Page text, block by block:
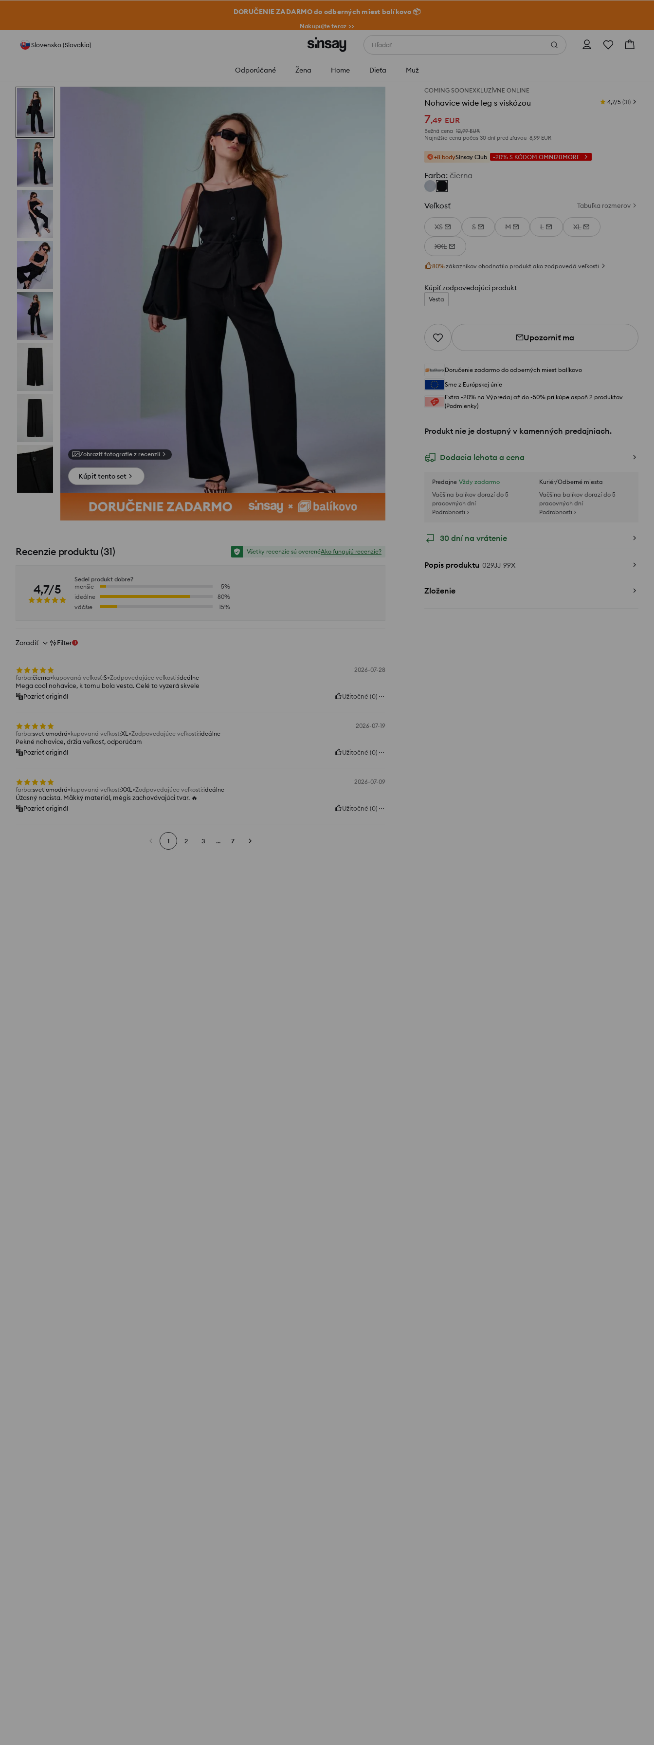
DORUČENIE ZADARMO do odberných miest balíkovo 📦
Nakupujte teraz >>
Slovensko (Slovakia) Hľadať
Odporúčané Žena Home Dieťa Muž
COMING SOONEXKLUZÍVNE ONLINE
Nohavice wide leg s viskózou 4,7/5 (31)
7,49 EUR
Bežná cena 12,99 EUR
Najnižšia cena počas 30 dní pred zľavou 8,99 EUR
+8 bodySinsay Club -20% S KÓDOM OMNI20MORE
Farba: čierna
Veľkosť Tabuľka rozmerov
XS S M L XL
XXL
80%zákazníkov ohodnotilo produkt ako zodpovedá veľkosti
Kúpiť zodpovedajúci produkt
Vesta
Upozorniť ma
Doručenie zadarmo do odberných miest balíkovo
Sme z Európskej únie
Extra -20% na Výpredaj až do -50% pri kúpe aspoň 2 produktov
(Podmienky)
Produkt nie je dostupný v kamenných predajniach.
Dodacia lehota a cena
Predajne Vždy zadarmo
Väčšina balíkov dorazí do 5
pracovných dní
Podrobnosti >
Kuriér/Odberné miesta
Väčšina balíkov dorazí do 5
pracovných dní
Podrobnosti >
30 dní na vrátenie
Popis produktu 029JJ-99X
Zloženie
Zobraziť fotografie z recenzií
Kúpiť tento set
Recenzie produktu (31) Všetky recenzie sú overenéAko fungujú recenzie?
4,7/5
Sedel produkt dobre?
menšie
5%
ideálne
80%
väčšie
15%
Zoradiť Filter 1
2026-07-28
farba:čierna kupovaná veľkosť:S Zodpovedajúce veľkosti:ideálne
Mega cool nohavice, k tomu bola vesta. Celé to vyzerá skvele
Pozrieť originál
Užitočné (0)
2026-07-19
farba:svetlomodrá kupovaná veľkosť:XL Zodpovedajúce veľkosti:ideálne
Pekné nohavice, držia veľkosť, odporúčam
Pozrieť originál
Užitočné (0)
2026-07-09
farba:svetlomodrá kupovaná veľkosť:XXL Zodpovedajúce veľkosti:ideálne
Úžasný nacista. Mäkký materiál, mègis zachovávajúci tvar. 🔥
Pozrieť originál
Užitočné (0)
1 2 3 ... 7